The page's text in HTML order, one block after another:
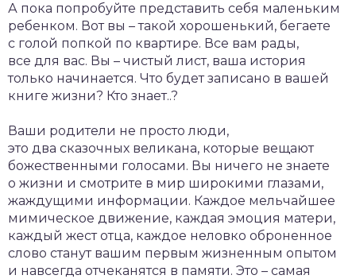
А пока попробуйте представить себя маленьким
ребенком. Вот вы – такой хорошенький, бегаете
с голой попкой по квартире. Все вам рады,
все для вас. Вы – чистый лист, ваша история
только начинается. Что будет записано в вашей
книге жизни? Кто знает..?
Ваши родители не просто люди,
это два сказочных великана, которые вещают
божественными голосами. Вы ничего не знаете
о жизни и смотрите в мир широкими глазами,
жаждущими информации. Каждое мельчайшее
мимическое движение, каждая эмоция матери,
каждый жест отца, каждое неловко оброненное
слово станут вашим первым жизненным опытом
и навсегда отчеканятся в памяти. Это – самая